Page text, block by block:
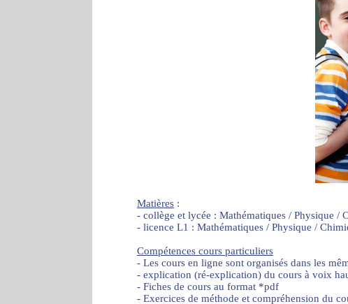
Matières :
- collège et lycée : Mathématiques / Physique
- licence L1 : Mathématiques / Physique /
Compétences cours particuliers
- Les cours en ligne sont organisés dans les
- explication (ré-explication) du cours à voix
- Fiches de cours au format *pdf
- Exercices de méthode et compréhension du